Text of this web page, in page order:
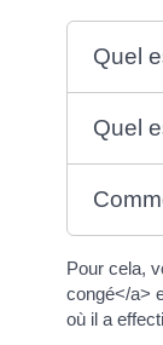
Quel
Quel
Pour cela,
congé</a>
où il a